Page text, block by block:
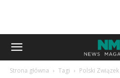
Strona główna Tagi Polski